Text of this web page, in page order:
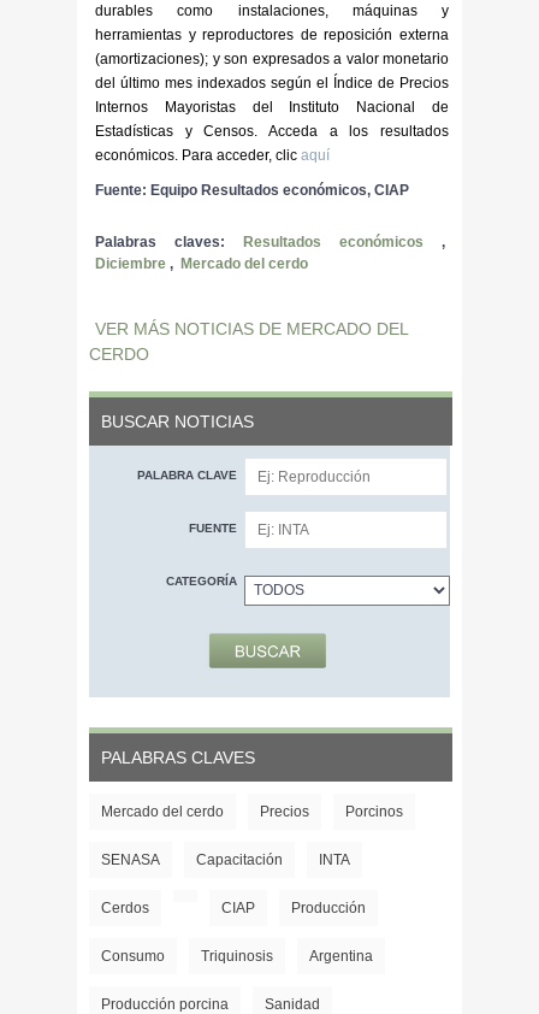
durables como instalaciones, máquinas y
herramientas y reproductores de reposición externa
(amortizaciones); y son expresados a valor monetario
del último mes indexados según el Índice de Precios
Internos Mayoristas del Instituto Nacional de
Estadísticas y Censos. Acceda a los resultados
económicos. Para acceder, clic aquí
Fuente: Equipo Resultados económicos, CIAP
Palabras claves: Resultados económicos ,
Diciembre , Mercado del cerdo
VER MÁS NOTICIAS DE MERCADO DEL
CERDO
BUSCAR NOTICIAS
PALABRA CLAVE
FUENTE
CATEGORÍA
PALABRAS CLAVES
Mercado del cerdo Precios Porcinos
SENASA Capacitación INTA
Cerdos CIAP Producción
Consumo Triquinosis Argentina
Producción porcina Sanidad